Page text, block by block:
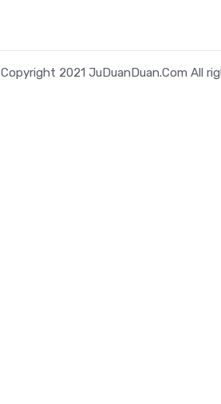
Copyright 2021 JuDuanDuan.Com All